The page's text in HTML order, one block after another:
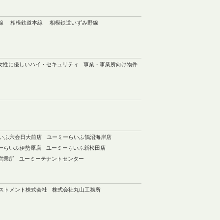
相模鉄道本線 相模鉄道いずみ野線
性に優しいハイ・セキュリティ 事業・事業所向け物件
ふ六会日大前店
ユーミーらいふ鵠沼海岸店
らいふ伊勢原店
ユーミーらいふ新松田店
業所
ユーミーテナントセンター
トメント株式会社 株式会社丸山工務所